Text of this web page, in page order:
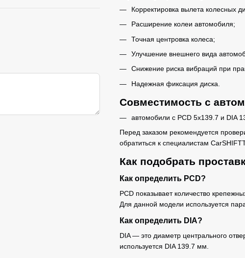
Корректировка вылета колесных
Расширение колеи автомобиля;
Точная центровка колеса;
Улучшение внешнего вида
Снижение риска вибраций при
Надежная фиксация диска.
Совместимость с
автомобили с PCD 5x139.7 и DIA
Перед заказом рекомендуется
обратиться к специалистам
Как подобрать
Как определить PCD?
PCD показывает количество
Для данной модели используется
Как определить DIA?
DIA — это диаметр центрального
используется DIA 139.7 мм.